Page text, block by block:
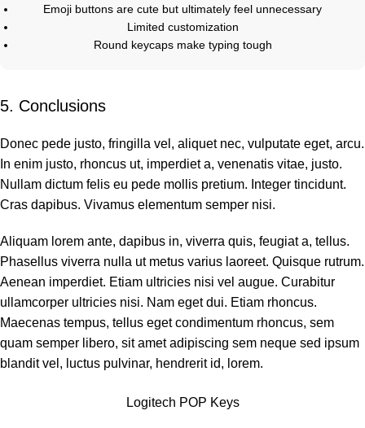
Emoji buttons are cute but ultimately feel unnecessary
Limited customization
Round keycaps make typing tough
5. Conclusions
Donec pede justo, fringilla vel, aliquet nec, vulputate eget, arcu.
In enim justo, rhoncus ut, imperdiet a, venenatis vitae, justo.
Nullam dictum felis eu pede mollis pretium. Integer tincidunt.
Cras dapibus. Vivamus elementum semper nisi.
Aliquam lorem ante, dapibus in, viverra quis, feugiat a, tellus.
Phasellus viverra nulla ut metus varius laoreet. Quisque rutrum.
Aenean imperdiet. Etiam ultricies nisi vel augue. Curabitur
ullamcorper ultricies nisi. Nam eget dui. Etiam rhoncus.
Maecenas tempus, tellus eget condimentum rhoncus, sem
quam semper libero, sit amet adipiscing sem neque sed ipsum
blandit vel, luctus pulvinar, hendrerit id, lorem.
Logitech POP Keys